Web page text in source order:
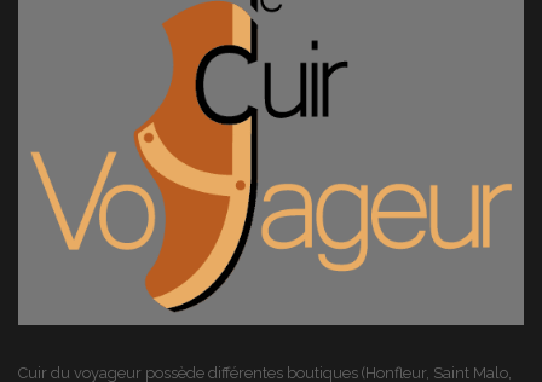
Cuir du voyageur possède différentes boutiques (Honfleur, Saint Malo,